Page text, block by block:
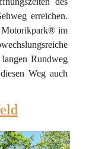
erreichen.
Motorikpark® im
Rundweg
Weg auch